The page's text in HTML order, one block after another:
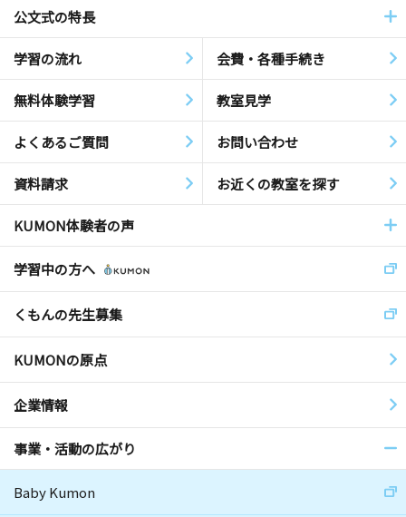
公文式の特長
学習の流れ 会費・各種手続き
無料体験学習 教室見学
よくあるご質問 お問い合わせ
資料請求 お近くの教室を探す
KUMON体験者の声
学習中の方へ
くもんの先生募集
KUMONの原点
企業情報
事業・活動の広がり
Baby Kumon